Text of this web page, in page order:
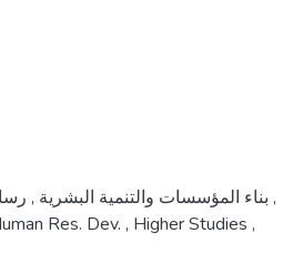
بناء المؤسسات والتنمية البشرية ,
,
Res. Dev. , Higher Studies ,